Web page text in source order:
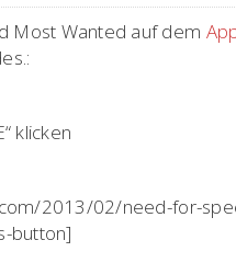
Most Wanted auf dem
klicken
2013/02/need-for-
button]